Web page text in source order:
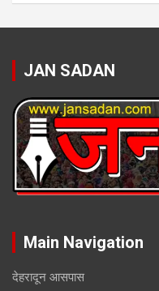
JAN SADAN
Main Navigation
देहरादून आसपास